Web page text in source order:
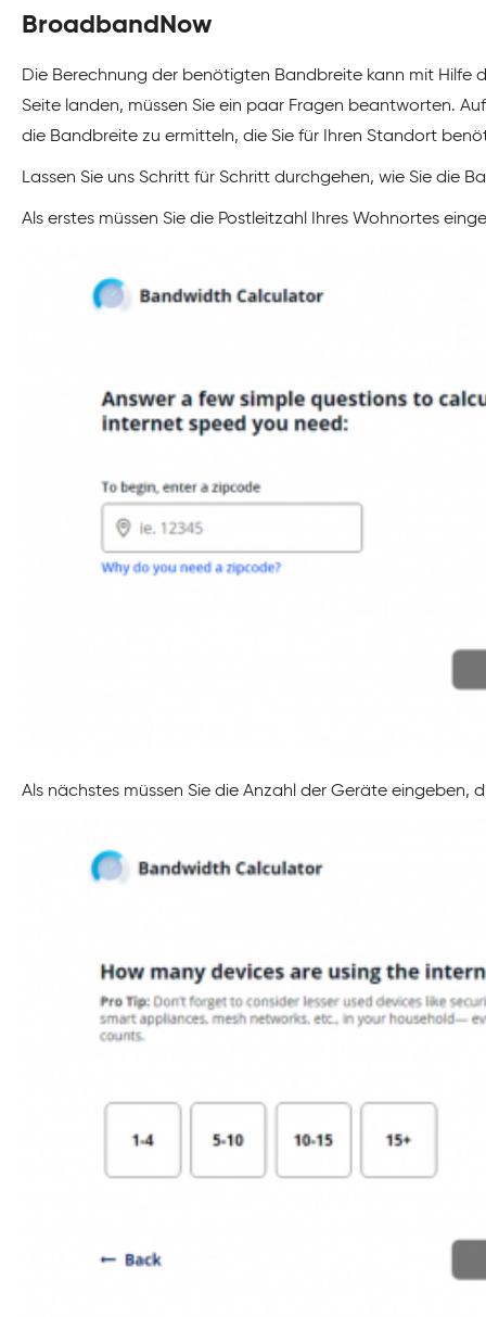
BroadbandNow
Die Berechnung der benötigten Bandbreite kann mit Hilfe
Seite landen, müssen Sie ein paar Fragen beantworten.
die Bandbreite zu ermitteln, die Sie für Ihren Standort
Lassen Sie uns Schritt für Schritt durchgehen, wie Sie die
Als erstes müssen Sie die Postleitzahl Ihres Wohnortes
Als nächstes müssen Sie die Anzahl der Geräte eingeben,